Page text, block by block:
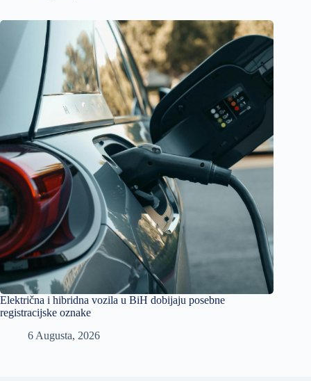
Električna i hibridna vozila u BiH dobijaju posebne
registracijske oznake
6 Augusta, 2026